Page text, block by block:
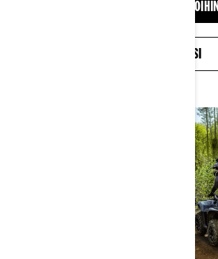
TUTUSTU SXS-AJONEUVOIHIN
SUUNNITTELE OMASI